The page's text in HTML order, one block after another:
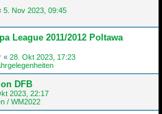
5. Nov 2023, 09:45
League 2011/2012 Poltawa
« 28. Okt 2023, 17:23
DFB
2023, 22:17
/ WM2022